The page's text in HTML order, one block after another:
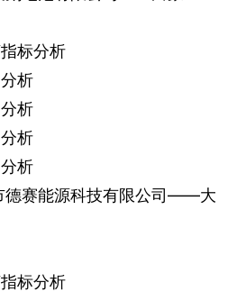
标分析
析
析
析
析
德赛能源科技有限公司——大
标分析